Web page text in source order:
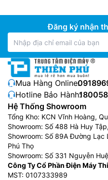
Đăng ký nhận
Mua Hàng Online:
Hotline Bảo Hành:
Hệ Thống Showroom
Tổng Kho: KCN Vĩnh Hoàng,
Showroom: Số 488 Hà Huy
Showroom: Số 89A Đường Lạc
Phú Thọ
Showroom: Số 331 Nguyễn
Công Ty Cổ Phần Điện Máy
MST: 0107333989